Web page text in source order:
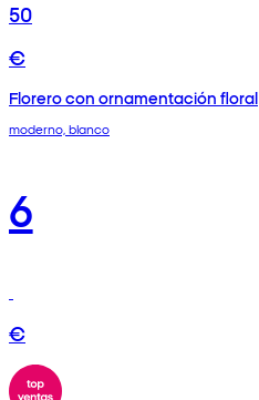
50
€
Florero con ornamentación floral
moderno, blanco
6
€